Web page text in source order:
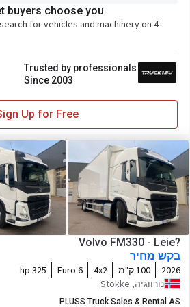
buyers choose you!
for vehicles and machinery on
Trusted by professionals
Since 2003
Up for Free
Volvo FM330 - Leie?
בקש מחיר
2026 100 ק"מ 4x2
Euro 6
325 hp
נורווגיה, Stokke
PLUSS Truck Sales & Rental AS